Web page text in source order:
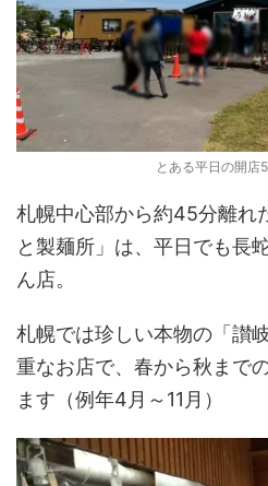
とある平日の開店
札幌中心部から約45分離れ
と製麺所」は、平日でも長
ん店。
札幌では珍しい本物の「讃
重なお店で、春から秋まで
ます（例年4月～11月）